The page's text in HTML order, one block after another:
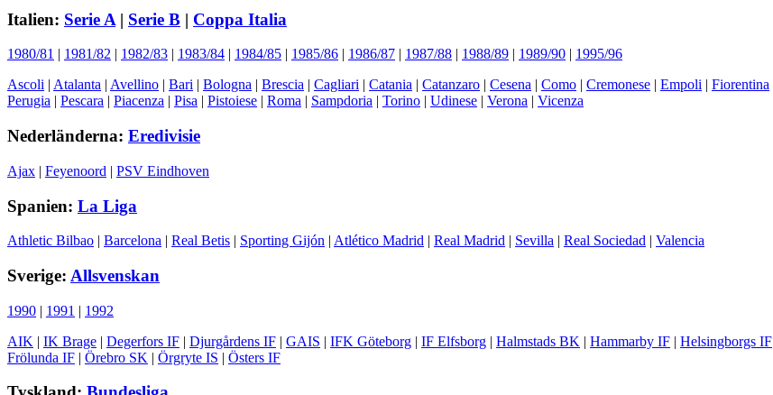
Italien: Serie A | Serie B | Coppa Italia
1980/81 | 1981/82 | 1982/83 | 1983/84 | 1984/85 | 1985/86 | 1986/87 | 1987/88 | 1988/89 | 1989/90 | 1995/96
Ascoli | Atalanta | Avellino | Bari | Bologna | Brescia | Cagliari | Catania | Catanzaro | Cesena | Como | Cremonese | Empoli | Fiorentina
Perugia | Pescara | Piacenza | Pisa | Pistoiese | Roma | Sampdoria | Torino | Udinese | Verona | Vicenza
Nederländerna: Eredivisie
Ajax | Feyenoord | PSV Eindhoven
Spanien: La Liga
Athletic Bilbao | Barcelona | Real Betis | Sporting Gijón | Atlético Madrid | Real Madrid | Sevilla | Real Sociedad | Valencia
Sverige: Allsvenskan
1990 | 1991 | 1992
AIK | IK Brage | Degerfors IF | Djurgårdens IF | GAIS | IFK Göteborg | IF Elfsborg | Halmstads BK | Hammarby IF | Helsingborgs IF
Frölunda IF | Örebro SK | Örgryte IS | Östers IF